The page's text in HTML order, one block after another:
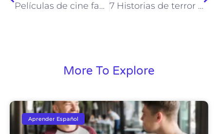
Películas de cine fantástico para practicar tu español 7 Historias de terror de Madrid: Edición de Halloween
More To Explore
Aprender Español